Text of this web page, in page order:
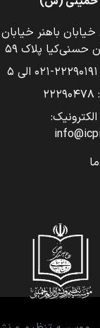
خیابان باهنر
حسنی‌کیا پلاک ۵۹